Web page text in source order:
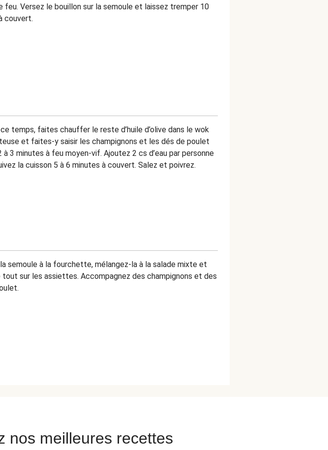
feu. Versez le bouillon sur la semoule et laissez tremper 10
couvert.
temps, faites chauffer le reste d’huile d’olive dans le wok
et faites-y saisir les champignons et les dés de poulet
à 3 minutes à feu moyen-vif. Ajoutez 2 cs d’eau par personne
la cuisson 5 à 6 minutes à couvert. Salez et poivrez.
la semoule à la fourchette, mélangez-la à la salade mixte et
tout sur les assiettes. Accompagnez des champignons et des
nos meilleures recettes